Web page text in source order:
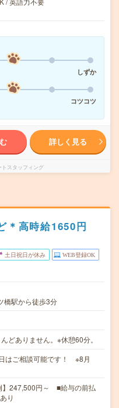
しずか
コツコツ
詳しく見る
スタッフィング
＊高時給1650円
土日祝日が休み WEB登録OK
橋駅から徒歩3分
ありません。※休憩60分。
はご相談可能です！ ※8月
247,500円～ ■給与の前払
り